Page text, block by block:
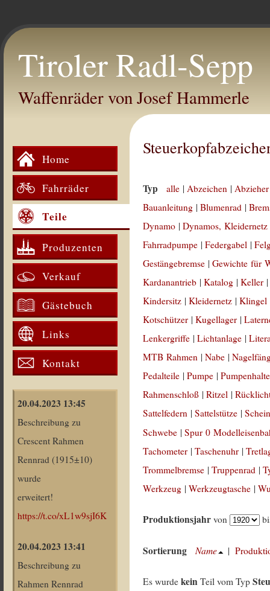
Tiroler Radl-Sepp
Waffenräder von Josef Hammerle
Home
Fahrräder
Teile
Produzenten
Verkauf
Gästebuch
Links
Kontakt
20.04.2023 13:45
Beschreibung zu
Crescent Rahmen
Rennrad (1915±10)
wurde
erweitert!
https://t.co/xL1w9sjI6K
20.04.2023 13:41
Beschreibung zu
Rahmen Rennrad
Typ alle |Abzeichen |
Bauanleitung |Blumenrad |
Dynamo |Dynamos, Kleidernetz
Fahrradpumpe |Federgabel |
Gestängebremse |Gewichte für
Kardanantrieb |Katalog |Keller
Kindersitz |Kleidernetz |Klingel
Kotschützer |Kugellager |
Lenkergriffe |Lichtanlage |
MTB Rahmen |Nabe |
Pedalteile |Pumpe |
Rahmenschloß |Ritzel |
Sattelfedern |Sattelstütze |
Schwebe |Spur 0
Tachometer |Taschenuhr |
Trommelbremse |Truppenrad |
Werkzeug |Werkzeugtasche |
Produktionsjahr von
Sortierung Name |
Es wurdekein Teil vom Typ